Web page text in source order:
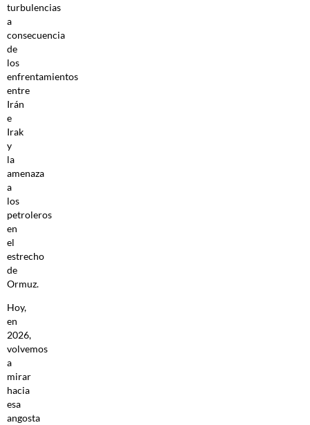
turbulencias
a
consecuencia
de
los
enfrentamientos
entre
Irán
e
Irak
y
la
amenaza
a
los
petroleros
en
el
estrecho
de
Ormuz.
Hoy,
en
2026,
volvemos
a
mirar
hacia
esa
angosta